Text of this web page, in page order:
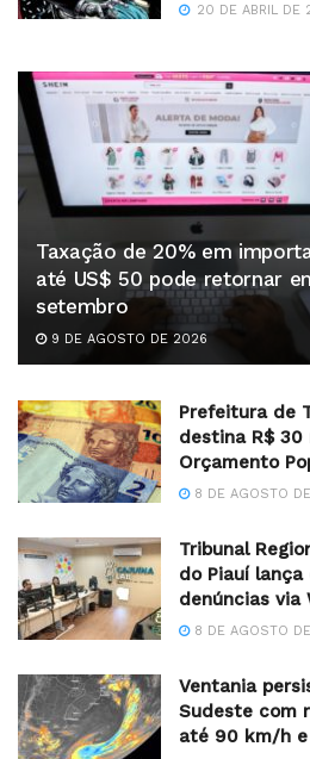
20 DE ABRIL DE
Taxação de 20% em
até US$ 50 pode retornar
setembro
9 DE AGOSTO DE 2026
Prefeitura de
destina R$ 30
Orçamento
8 DE AGOSTO
Tribunal
do Piauí lança
denúncias via
8 DE AGOSTO
Ventania
Sudeste com
até 90 km/h